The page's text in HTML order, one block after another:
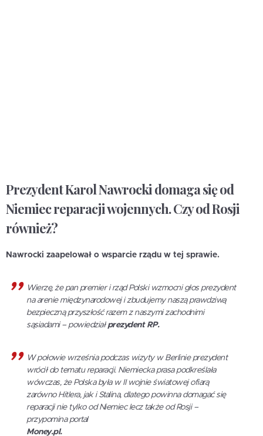
Prezydent Karol Nawrocki domaga się od
Niemiec reparacji wojennych. Czy od Rosji
również?
Nawrocki zaapelował o wsparcie rządu w tej sprawie.
Wierzę, że pan premier i rząd Polski wzmocni głos prezydent
na arenie międzynarodowej i zbudujemy naszą prawdziwą
bezpieczną przyszłość razem z naszymi zachodnimi
sąsiadami – powiedział prezydent RP.
W połowie września podczas wizyty w Berlinie prezydent
wrócił do tematu reparacji. Niemiecka prasa podkreślała
wówczas, że Polska była w II wojnie światowej ofiarą
zarówno Hitlera, jak i Stalina, dlatego powinna domagać się
reparacji nie tylko od Niemiec lecz także od Rosji –
przypomina portal
Money.pl.